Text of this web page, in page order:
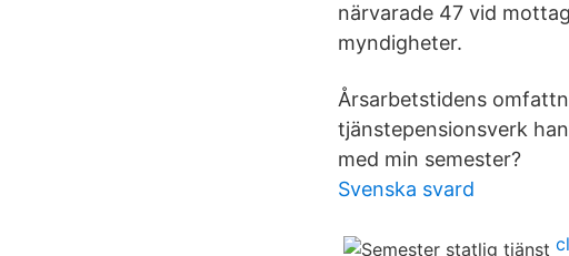
närvarade 47 vid
myndigheter.
Årsarbetstidens
tjänstepensionsverk
med min semester?
Svenska svard